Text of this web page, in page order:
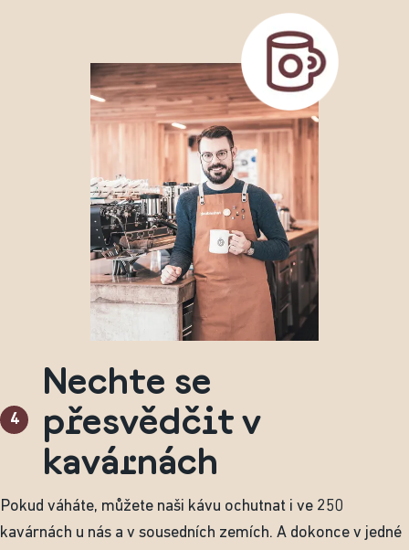
4
Nechte se
přesvědčit v
kavárnách
Pokud váháte, můžete naši kávu ochutnat i ve 250
kavárnách u nás a v sousedních zemích. A dokonce v jedné